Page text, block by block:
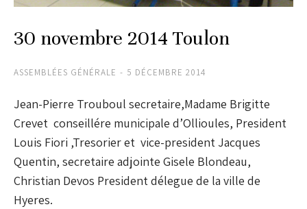
30 novembre 2014 Toulon
ASSEMBLÉES GÉNÉRALE 5 DÉCEMBRE 2014
Jean-Pierre Trouboul secretaire,Madame Brigitte
Crevet conseillére municipale d’Ollioules, President
Louis Fiori ,Tresorier et vice-president Jacques
Quentin, secretaire adjointe Gisele Blondeau,
Christian Devos President délegue de la ville de
Hyeres.